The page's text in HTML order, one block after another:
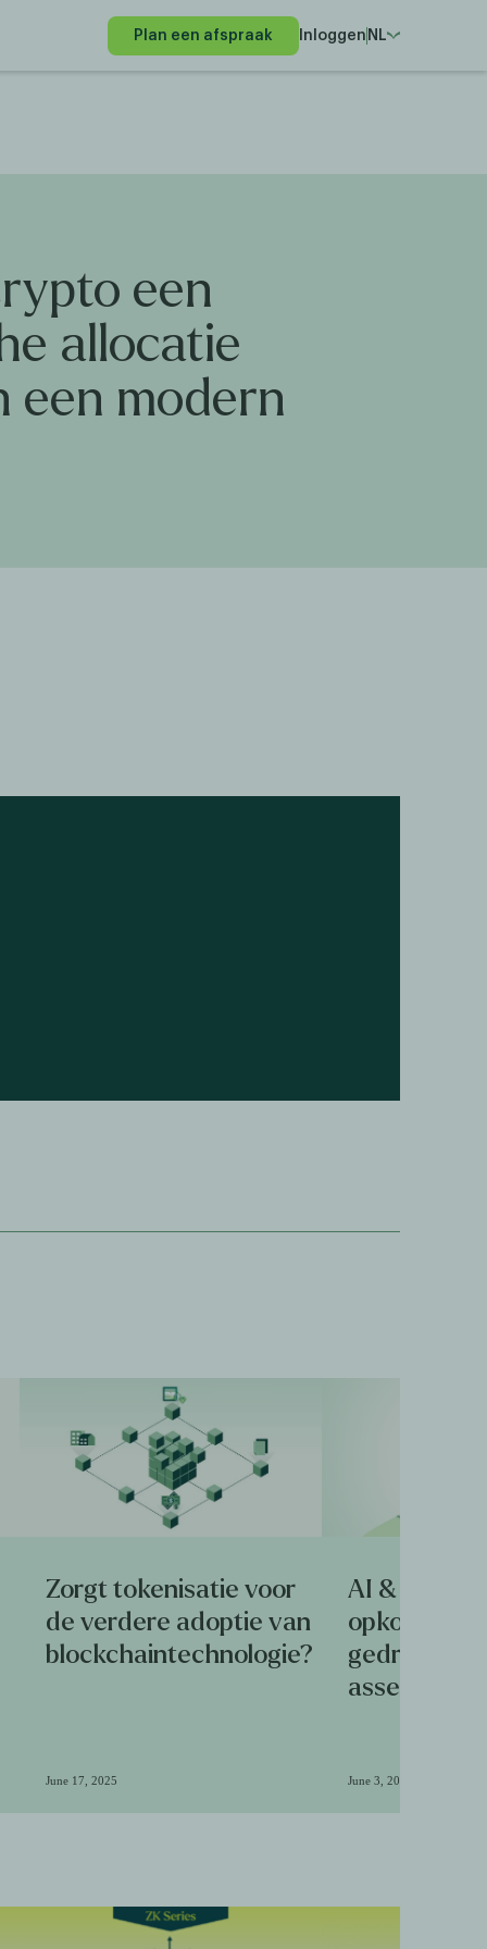
Plan een afspraak Inloggen NL
een
allocatie
een modern
Zorgt tokenisatie voor
de verdere adoptie van
blockchaintechnologie?
June 17, 2025
AI &
opkomst
gedreven
assets
June 3, 2025